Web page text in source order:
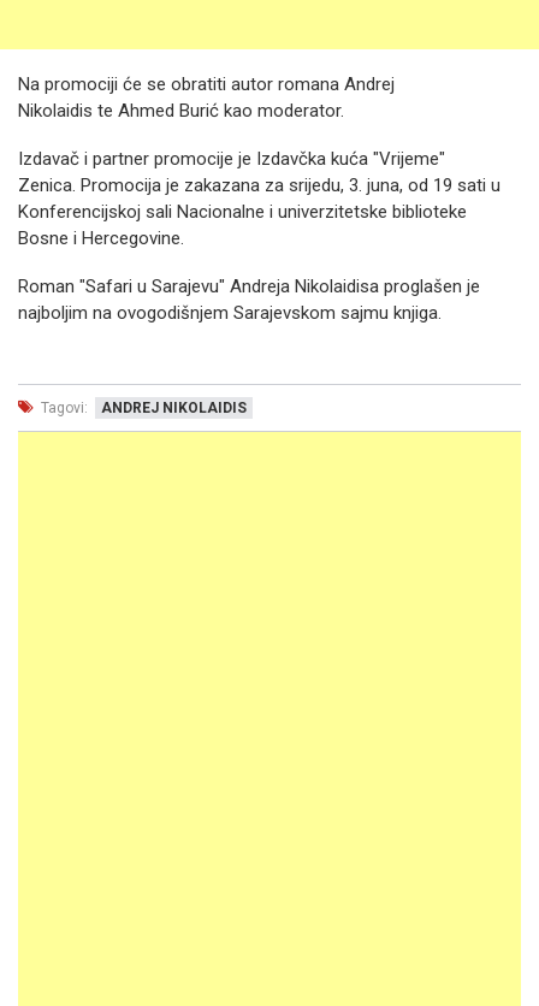
Na promociji će se obratiti autor romana Andrej
Nikolaidis te Ahmed Burić kao moderator.
Izdavač i partner promocije je Izdavčka kuća "Vrijeme"
Zenica. Promocija je zakazana za srijedu, 3. juna, od 19 sati u
Konferencijskoj sali Nacionalne i univerzitetske biblioteke
Bosne i Hercegovine.
Roman "Safari u Sarajevu" Andreja Nikolaidisa proglašen je
najboljim na ovogodišnjem Sarajevskom sajmu knjiga.
Tagovi: ANDREJ NIKOLAIDIS